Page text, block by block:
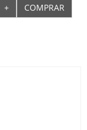
+ COMPRAR